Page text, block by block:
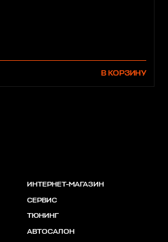
В КОРЗИНУ
ИНТЕРНЕТ-МАГАЗИН
СЕРВИС
ТЮНИНГ
АВТОСАЛОН